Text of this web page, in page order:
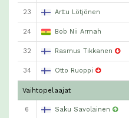
23 Arttu Lötjönen
24 Bob Nii Armah
32 Rasmus Tikkanen
34 Otto Ruoppi
Vaihtopelaajat
6 Saku Savolainen